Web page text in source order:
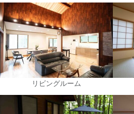
リビングルーム